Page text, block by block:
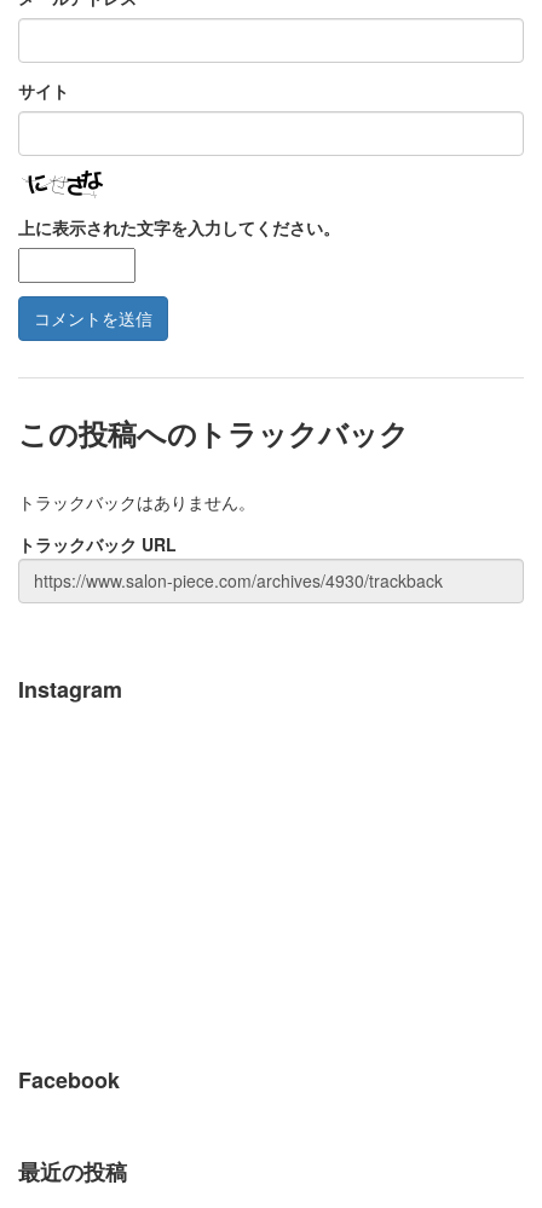
サイト
上に表示された文字を入力してください。
この投稿へのトラックバック
トラックバックはありません。
トラックバック URL
Instagram
Facebook
最近の投稿